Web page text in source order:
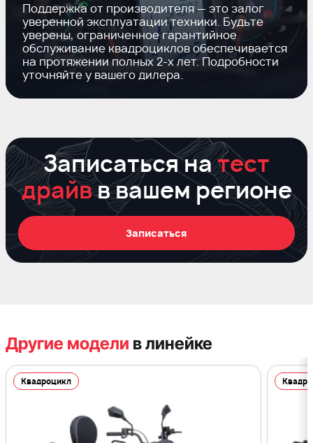
Поддержка от производителя — это залог
уверенной эксплуатации техники. Будьте
уверены, ограниченное гарантийное
обслуживание квадроциклов обеспечивается
на протяжении полных2-хлет. Подробности
уточняйте у вашего дилера.
Записаться натест
драйвв вашем регионе
Записаться
Другие модели в линейке
Квадроцикл